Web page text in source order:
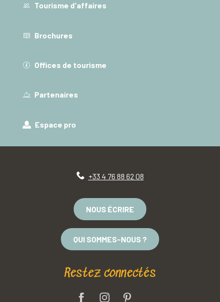
Tourisme d'affaires
Brochures
Offices de tourisme
Partenaires
Espace pro
+33 4 76 88 62 08
NOUS ÉCRIRE
QUI SOMMES-NOUS ?
Restez connectés